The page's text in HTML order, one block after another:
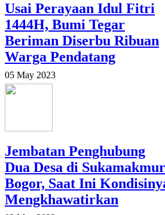
Usai Perayaan Idul Fitri
1444H, Bumi Tegar
Beriman Diserbu Ribuan
Warga Pendatang
05 May 2023
Jembatan Penghubung
Dua Desa di Sukamakmur
Bogor, Saat Ini
Mengkhawatirkan